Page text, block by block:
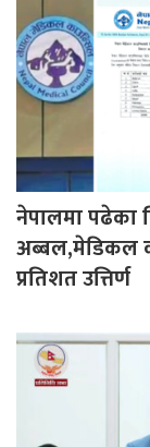
नेपालमा पढेका
अब्बल,मेडिकल
प्रतिशत उत्तिर्ण